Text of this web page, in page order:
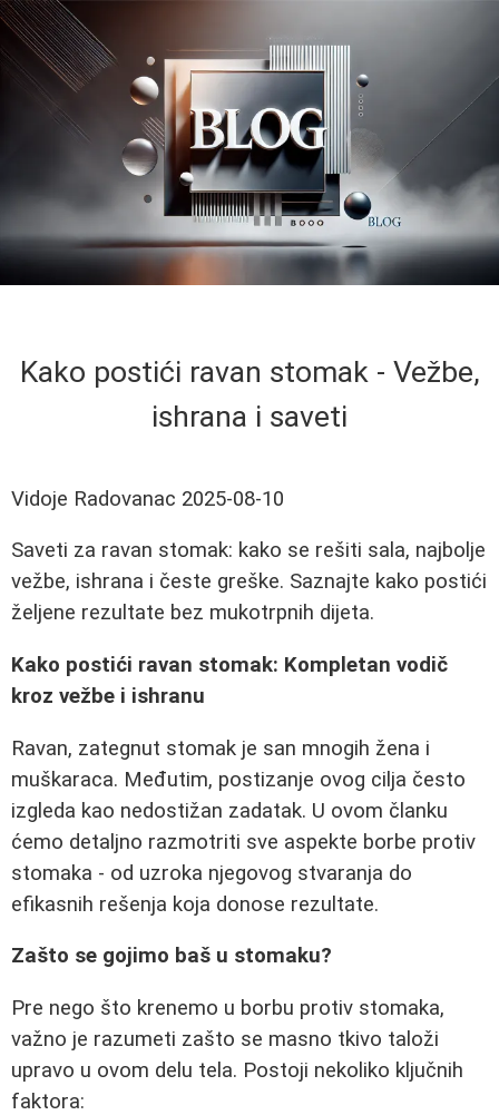
Kako postići ravan stomak - Vežbe,
ishrana i saveti
Vidoje Radovanac 2025-08-10
Saveti za ravan stomak: kako se rešiti sala, najbolje
vežbe, ishrana i česte greške. Saznajte kako postići
željene rezultate bez mukotrpnih dijeta.
Kako postići ravan stomak: Kompletan vodič
kroz vežbe i ishranu
Ravan, zategnut stomak je san mnogih žena i
muškaraca. Međutim, postizanje ovog cilja često
izgleda kao nedostižan zadatak. U ovom članku
ćemo detaljno razmotriti sve aspekte borbe protiv
stomaka - od uzroka njegovog stvaranja do
efikasnih rešenja koja donose rezultate.
Zašto se gojimo baš u stomaku?
Pre nego što krenemo u borbu protiv stomaka,
važno je razumeti zašto se masno tkivo taloži
upravo u ovom delu tela. Postoji nekoliko ključnih
faktora: